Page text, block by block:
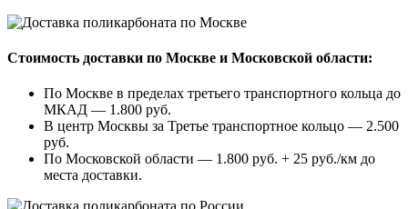
Стоимость доставки по Москве и Московской области:
По Москве в пределах третьего транспортного кольца до
МКАД — 1.800 руб.
В центр Москвы за Третье транспортное кольцо — 2.500
руб.
По Московской области — 1.800 руб. + 25 руб./км до
места доставки.